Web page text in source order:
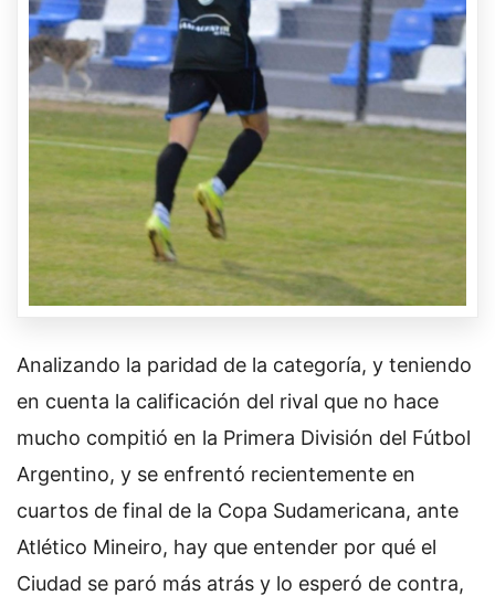
Analizando la paridad de la categoría, y teniendo
en cuenta la calificación del rival que no hace
mucho compitió en la Primera División del Fútbol
Argentino, y se enfrentó recientemente en
cuartos de final de la Copa Sudamericana, ante
Atlético Mineiro, hay que entender por qué el
Ciudad se paró más atrás y lo esperó de contra,